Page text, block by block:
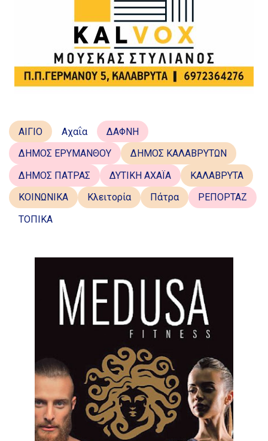
ΑΙΓΙΟ Αχαΐα
ΔΑΦΝΗ
ΔΗΜΟΣ ΕΡΥΜΑΝΘΟΥ
ΔΗΜΟΣ ΚΑΛΑΒΡΥΤΩΝ
ΔΗΜΟΣ ΠΑΤΡΑΣ
ΔΥΤΙΚΗ ΑΧΑΪΑ
ΚΑΛΑΒΡΥΤΑ
ΚΟΙΝΩΝΙΚΑ
Κλειτορία Πάτρα
ΡΕΠΟΡΤΑΖ
ΤΟΠΙΚΑ